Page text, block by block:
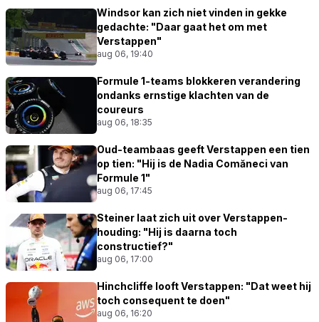
Windsor kan zich niet vinden in gekke
gedachte: "Daar gaat het om met
Verstappen"
aug 06, 19:40
Formule 1-teams blokkeren verandering
ondanks ernstige klachten van de
coureurs
aug 06, 18:35
Oud-teambaas geeft Verstappen een tien
op tien: "Hij is de Nadia Comăneci van
Formule 1"
aug 06, 17:45
Steiner laat zich uit over Verstappen-
houding: "Hij is daarna toch
constructief?"
aug 06, 17:00
Hinchcliffe looft Verstappen: "Dat weet hij
toch consequent te doen"
aug 06, 16:20